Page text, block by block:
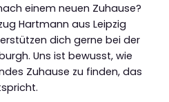
einem neuen Zuhause?
Hartmann aus Leipzig
dich gerne bei der
Uns ist bewusst, wie
Zuhause zu finden, das